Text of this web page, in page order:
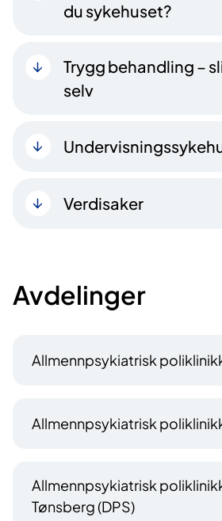
du sykehuset?
Trygg behandling –
selv
Verdisaker
Avdelinger
Allmennpsykiatrisk
Allmennpsykiatrisk
Allmennpsykiatrisk
Tønsberg (DPS)